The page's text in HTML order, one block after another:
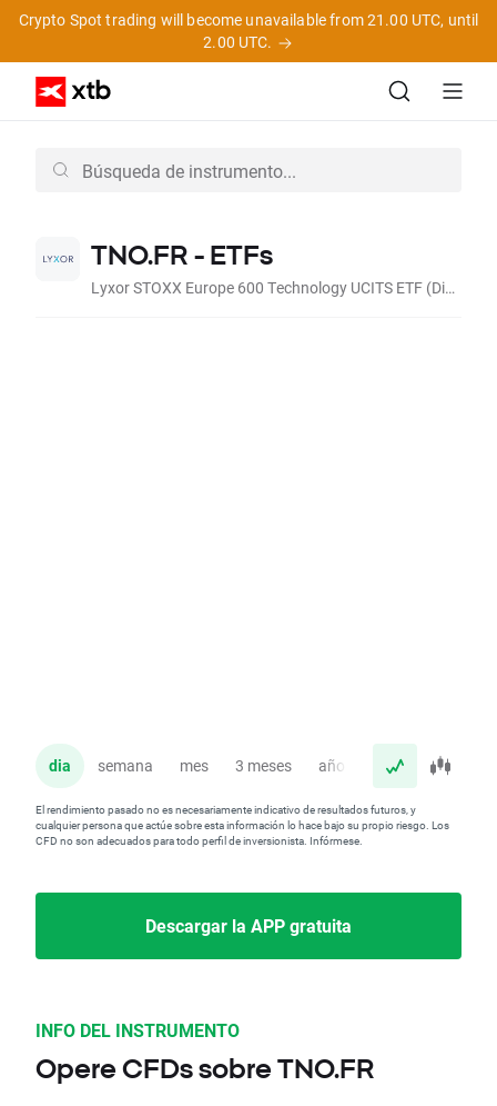
Crypto Spot trading will become unavailable from 21.00 UTC, until
2.00 UTC.
TNO.FR - ETFs
Lyxor STOXX Europe 600 Technology UCITS ETF (Dist EUR) CFD
dia semana mes 3 meses año
El rendimiento pasado no es necesariamente indicativo de resultados futuros, y
cualquier persona que actúe sobre esta información lo hace bajo su propio riesgo. Los
CFD no son adecuados para todo perfil de inversionista. Infórmese.
Descargar la APP gratuita
INFO DEL INSTRUMENTO
Opere CFDs sobre TNO.FR